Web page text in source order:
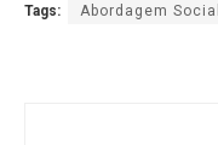
Tags: Abordagem Social